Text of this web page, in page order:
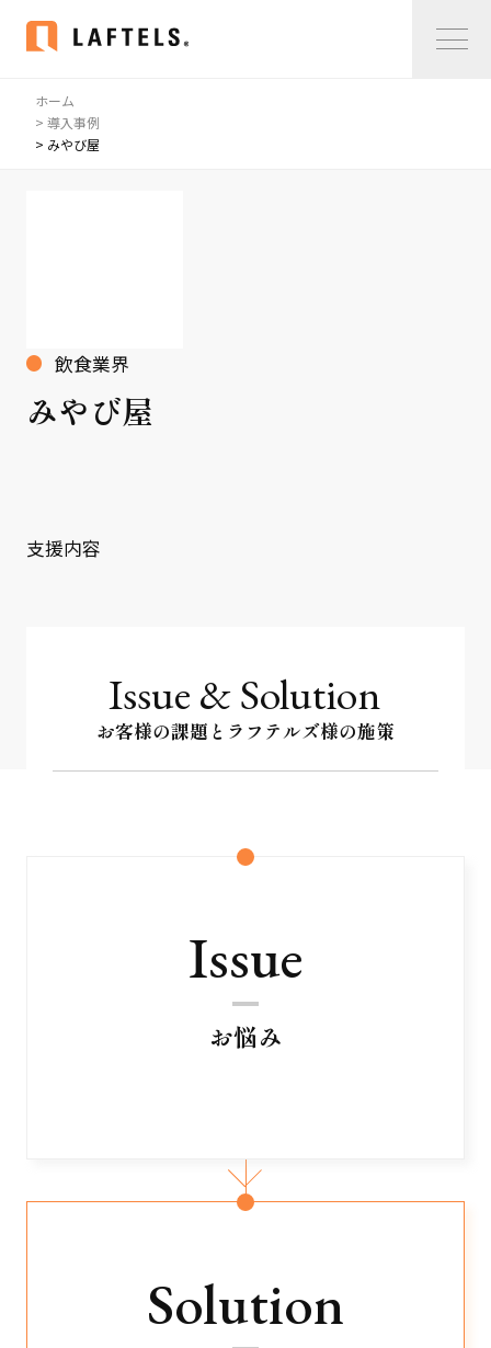
Home
サービス紹介
サービス紹介
ニュース
ホーム
> 導入事例
> みやび屋
飲食業界
みやび屋
支援内容
Issue & Solution
お客様の課題とラフテルズ様の施策
Issue
お悩み
Solution